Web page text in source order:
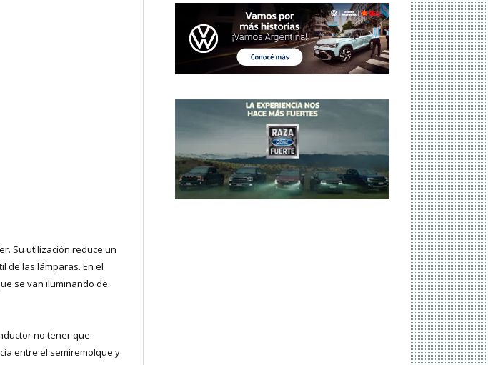
Su utilización reduce un
de las lámparas. En el
se van iluminando de
no tener que
entre el semiremolque y